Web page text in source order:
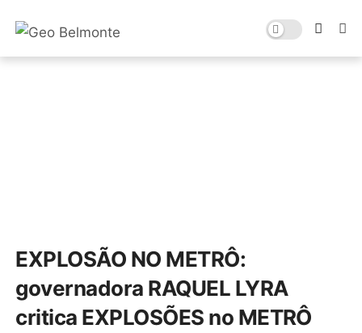
EXPLOSÃO NO METRÔ:
governadora RAQUEL LYRA
critica EXPLOSÕES no METRÔ